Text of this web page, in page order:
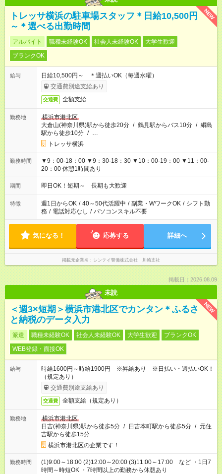
NEW
トレッサ横浜の駐車場スタッフ＊日給10,500円
～＊選べる出勤時間
アルバイト 職種未経験OK 社会人未経験OK
大学生歓迎
ブランクOK
給与
日給10,500円～ ＊週払いOK（毎週水曜）
交通費別途支給あり
交通費 全額支給
勤務地
横浜市港北区
大倉山(神奈川県)駅から徒歩20分 / 鶴見駅からバス10分 / 綱島
駅から徒歩10分 / …
トレッサ横浜
勤務時間
▼9：00-18：00 ▼9：30-18：30 ▼10：00-19：00 ▼11：00-
20：00 休憩1時間あり
期間 即日OK！短期～ 長期も大歓迎
特徴 週1日からOK / 40～50代活躍中 / 副業・WワークOK / シフト勤
務 / 電話対応なし / パソコンスキル不要
気になる！ 応募する 詳細へ
掲載元企業名 シンテイ警備株式会社 川崎支社
掲載日：2026.08.09
未読
NEW
＜週3×短期＞横浜市港北区でカンタン＊ふるさ
と納税のデータ入力
派遣 職種未経験OK 社会人未経験OK 大学生歓迎
ブランクOK
WEB登録・面接OK
給与
時給1600円～時給1900円 ※昇給あり ※日払い・週払いOK！
（規定あり）
交通費別途支給あり
交通費 全額支給（規定あり）
勤務地
横浜市港北区
日吉(神奈川県)駅から徒歩5分 / 日吉本町駅から徒歩5分 / 元住
吉駅から徒歩15分
横浜市港北区の企業です！
勤務時間
(1)9:00～18:00 (2)12:00～20:00 (3)11:00～17:00 など ・1日7
時間～時短OK ・7時間以上の勤務から休憩あり